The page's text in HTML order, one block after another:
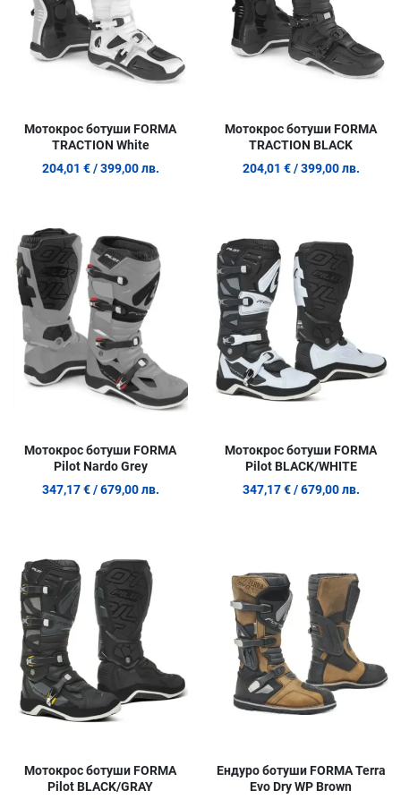
Мотокрос ботуши FORMA
TRACTION White
204,01 € / 399,00 лв.
Мотокрос ботуши FORMA
TRACTION BLACK
204,01 € / 399,00 лв.
Сравни продукт
Quick View
Мотокрос ботуши FORMA
Pilot Nardo Grey
347,17 € / 679,00 лв.
Мотокрос ботуши FORMA
Pilot BLACK/WHITE
347,17 € / 679,00 лв.
Сравни продукт
Quick View
Мотокрос ботуши FORMA
Pilot BLACK/GRAY
Ендуро ботуши FORMA Terra
Evo Dry WP Brown